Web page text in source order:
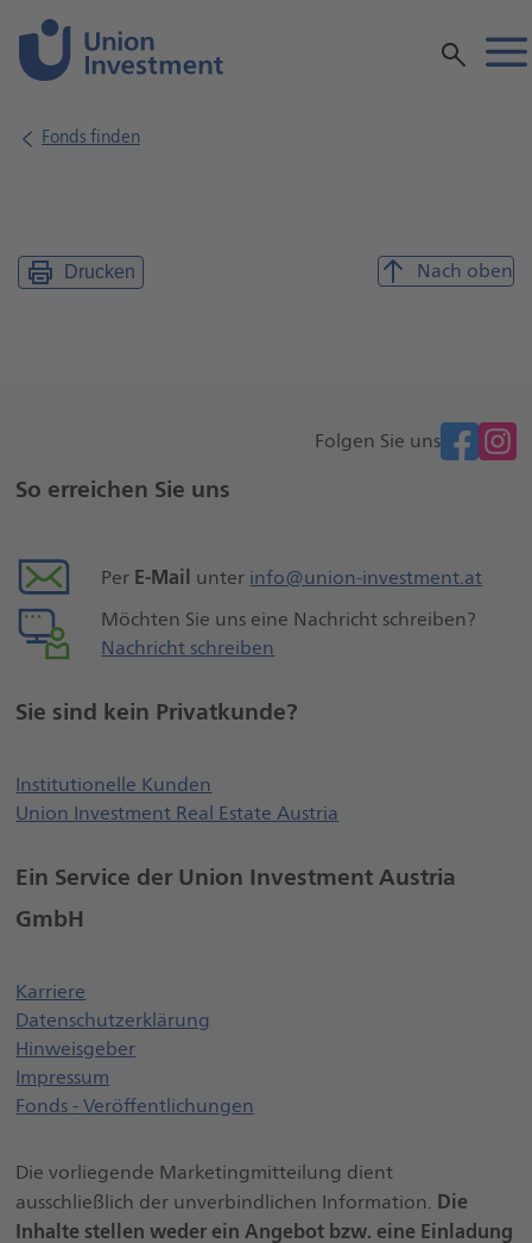
Inhalt
Fonds finden
Drucken Nach oben
Folgen Sie unsfacebook
So erreichen Sie uns
Per E-Mail unter info@union-investment.at
Möchten Sie uns eine Nachricht schreiben?
Nachricht schreiben
Sie sind kein Privatkunde?
Institutionelle Kunden
Union Investment Real Estate Austria
Ein Service der Union Investment Austria
GmbH
Karriere
Datenschutzerklärung
HinweisgeberÖffnet einen neuen Browser Tab
Impressum
Fonds - Veröffentlichungen
Die vorliegende Marketingmitteilung dient
ausschließlich der unverbindlichen Information. Die
Inhalte stellen weder ein Angebot bzw. eine Einladung